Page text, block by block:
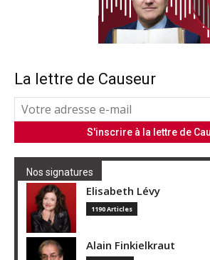
La lettre de Causeur
Nos signatures
Elisabeth Lévy
1190 Articles
Alain Finkielkraut